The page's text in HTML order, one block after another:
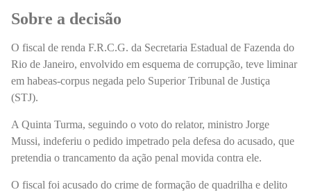
Sobre a decisão
O fiscal de renda F.R.C.G. da Secretaria Estadual de Fazenda do
Rio de Janeiro, envolvido em esquema de corrupção, teve liminar
em habeas-corpus negada pelo Superior Tribunal de Justiça
(STJ).
A Quinta Turma, seguindo o voto do relator, ministro Jorge
Mussi, indeferiu o pedido impetrado pela defesa do acusado, que
pretendia o trancamento da ação penal movida contra ele.
O fiscal foi acusado do crime de formação de quadrilha e delito